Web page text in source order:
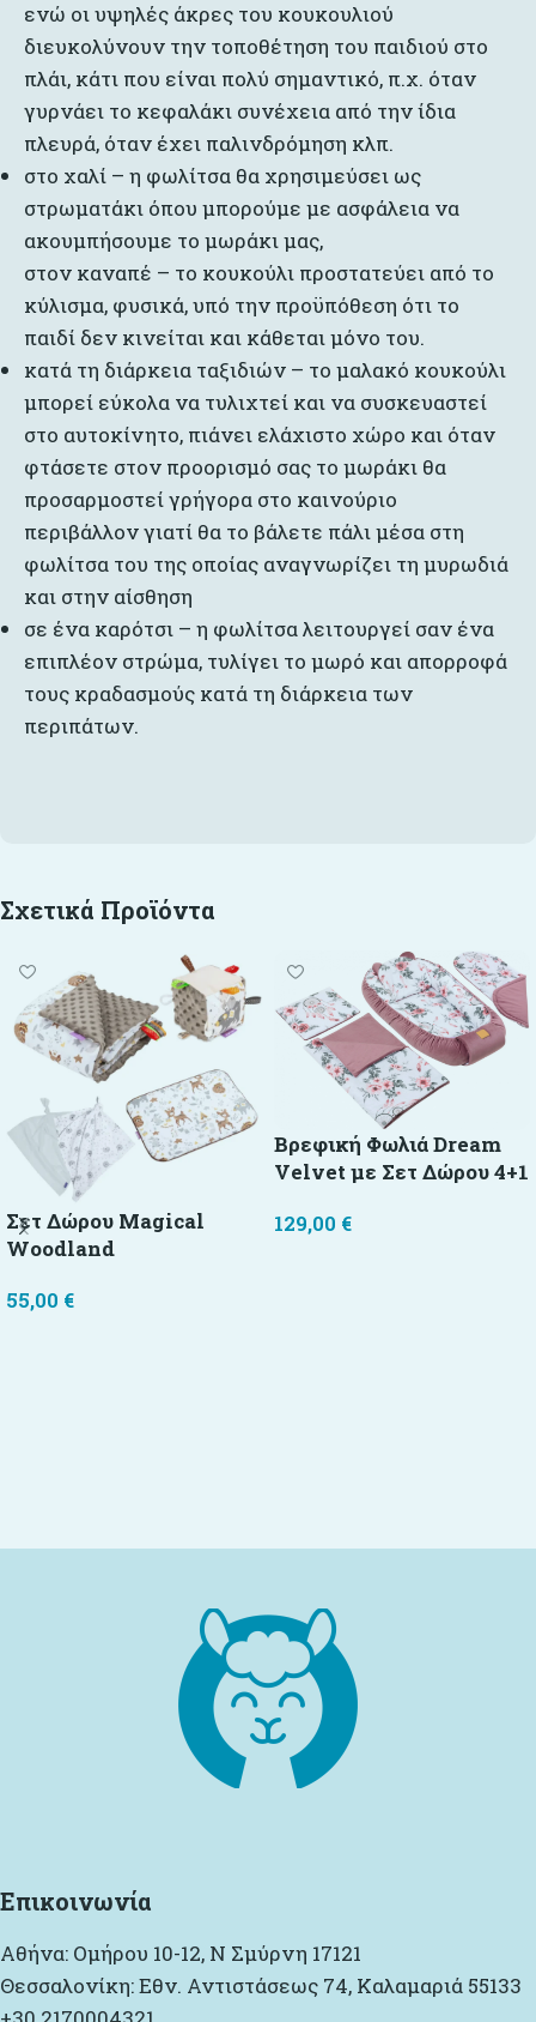
ενώ οι υψηλές άκρες του κουκουλιού
διευκολύνουν την τοποθέτηση του παιδιού στο
πλάι, κάτι που είναι πολύ σημαντικό, π.χ. όταν
γυρνάει το κεφαλάκι συνέχεια από την ίδια
πλευρά, όταν έχει παλινδρόμηση κλπ.
στο χαλί – η φωλίτσα θα χρησιμεύσει ως
στρωματάκι όπου μπορούμε με ασφάλεια να
ακουμπήσουμε το μωράκι μας,
στον καναπέ – το κουκούλι προστατεύει από το
κύλισμα, φυσικά, υπό την προϋπόθεση ότι το
παιδί δεν κινείται και κάθεται μόνο του.
κατά τη διάρκεια ταξιδιών – το μαλακό κουκούλι
μπορεί εύκολα να τυλιχτεί και να συσκευαστεί
στο αυτοκίνητο, πιάνει ελάχιστο χώρο και όταν
φτάσετε στον προορισμό σας το μωράκι θα
προσαρμοστεί γρήγορα στο καινούριο
περιβάλλον γιατί θα το βάλετε πάλι μέσα στη
φωλίτσα του της οποίας αναγνωρίζει τη μυρωδιά
και στην αίσθηση
σε ένα καρότσι – η φωλίτσα λειτουργεί σαν ένα
επιπλέον στρώμα, τυλίγει το μωρό και απορροφά
τους κραδασμούς κατά τη διάρκεια των
περιπάτων.
Σχετικά Προϊόντα
Σετ Δώρου Magical
Woodland
55,00 €
Βρεφική Φωλιά Dream
Velvet με Σετ Δώρου 4+1
129,00 €
Επικοινωνία
Αθήνα: Ομήρου 10-12, Ν Σμύρνη 17121
Θεσσαλονίκη: Εθν. Αντιστάσεως 74, Καλαμαριά 55133